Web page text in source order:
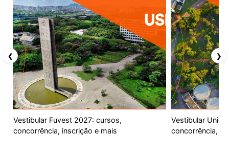
Vestibular Fuvest 2027: cursos,
concorrência, inscrição e mais
Vestibular
concorrência,
❮ ❯